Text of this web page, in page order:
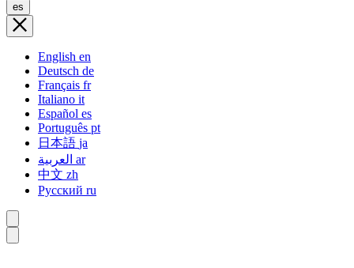
es
English en
Deutsch de
Français fr
Italiano it
Español es
Português pt
日本語 ja
ar
中文 zh
Русский ru